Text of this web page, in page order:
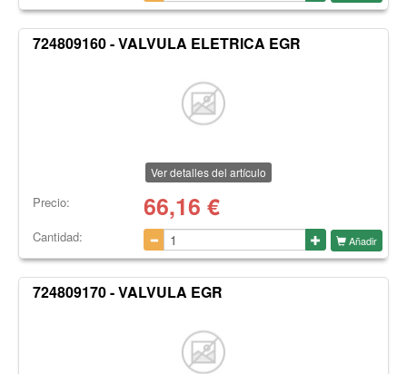
724809160 - VALVULA ELETRICA EGR
Ver detalles del artículo
Precio: 66,16 €
Cantidad: Añadir
724809170 - VALVULA EGR